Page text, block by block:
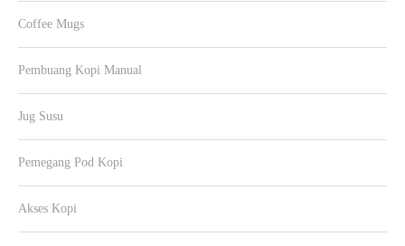
Coffee Mugs
Pembuang Kopi Manual
Jug Susu
Pemegang Pod Kopi
Akses Kopi